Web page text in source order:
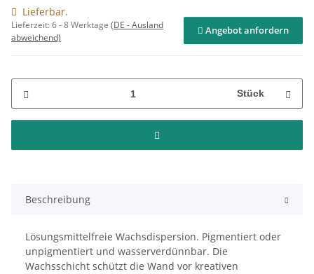
Lieferbar.
Lieferzeit:6 - 8 Werktage (DE - Ausland
abweichend)
Angebot anfordern
Stück
Beschreibung
Lösungsmittelfreie Wachsdispersion. Pigmentiert oder
unpigmentiert und wasserverdünnbar. Die
Wachsschicht schützt die Wand vor kreativen